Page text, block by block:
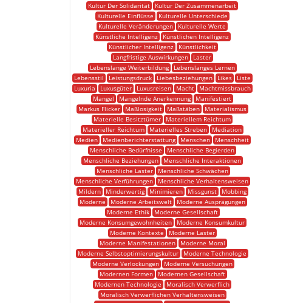
Kultur Der Solidarität
Kultur Der Zusammenarbeit
Kulturelle Einflüsse
Kulturelle Unterschiede
Kulturelle Veränderungen
Kulturelle Werte
Künstliche Intelligenz
Künstlichen Intelligenz
Künstlicher Intelligenz
Künstlichkeit
Langfristige Auswirkungen
Laster
Lebenslange Weiterbildung
Lebenslanges Lernen
Lebensstil
Leistungsdruck Liebesbeziehungen Likes
Liste
Luxuria
Luxusgüter Luxusreisen Macht
Machtmissbrauch
Mangel
Mangelnde Anerkennung
Manifestiert
Markus Flicker
Maßlosigkeit Maßstäben
Materialismus
Materielle Besitztümer
Materiellem Reichtum
Materieller Reichtum
Materielles Streben
Mediation
Medien
Medienberichterstattung Menschen
Menschheit
Menschliche Bedürfnisse
Menschliche Begierden
Menschliche Beziehungen
Menschliche Interaktionen
Menschliche Laster
Menschliche Schwächen
Menschliche Verführungen
Menschliche Verhaltensweisen
Mildern
Minderwertig Minimieren Missgunst
Mobbing
Moderne
Moderne Arbeitswelt
Moderne Ausprägungen
Moderne Ethik
Moderne Gesellschaft
Moderne Konsumgewohnheiten
Moderne Konsumkultur
Moderne Kontexte
Moderne Laster
Moderne Manifestationen
Moderne Moral
Moderne Selbstoptimierungskultur
Moderne Technologie
Moderne Verlockungen
Moderne Versuchungen
Modernen Formen
Modernen Gesellschaft
Modernen Technologie
Moralisch Verwerflich
Moralisch Verwerflichen Verhaltensweisen